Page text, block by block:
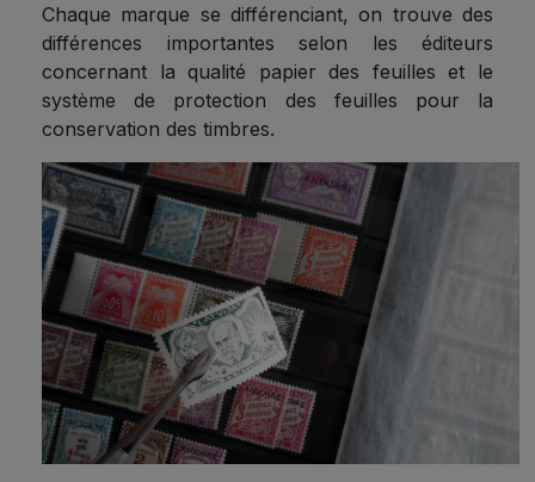
Chaque marque se différenciant, on trouve des
différences importantes selon les éditeurs
concernant la qualité papier des feuilles et le
système de protection des feuilles pour la
conservation des timbres.